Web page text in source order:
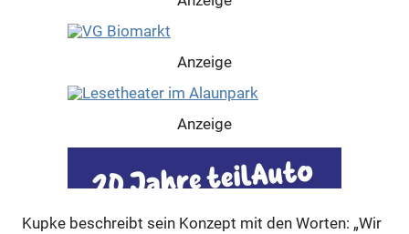
Anzeige
Anzeige
Kupke beschreibt sein Konzept mit den Worten: „Wir